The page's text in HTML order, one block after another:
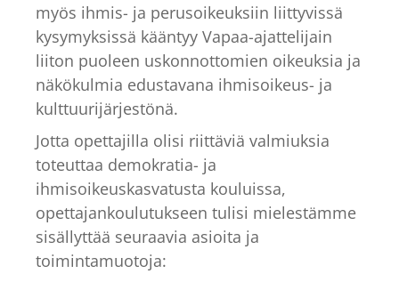
myös ihmis- ja perusoikeuksiin liittyvissä
kysymyksissä kääntyy Vapaa-ajattelijain
liiton puoleen uskonnottomien oikeuksia ja
näkökulmia edustavana ihmisoikeus- ja
kulttuurijärjestönä.
Jotta opettajilla olisi riittäviä valmiuksia
toteuttaa demokratia- ja
ihmisoikeuskasvatusta kouluissa,
opettajankoulutukseen tulisi mielestämme
sisällyttää seuraavia asioita ja
toimintamuotoja: